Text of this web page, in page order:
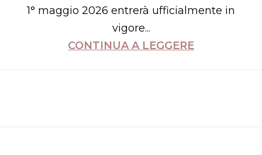
1° maggio 2026 entrerà ufficialmente in
vigore...
CONTINUA A LEGGERE